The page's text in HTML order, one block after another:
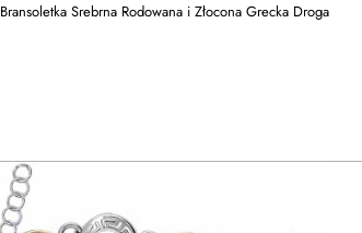
Bransoletka Srebrna Rodowana i Złocona Grecka Droga